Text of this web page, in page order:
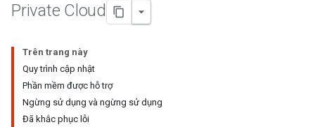
Private Cloud
Trên trang này
Quy trình cập nhật
Phần mềm được hỗ trợ
Ngừng sử dụng và ngừng sử dụng
Đã khắc phục lỗi